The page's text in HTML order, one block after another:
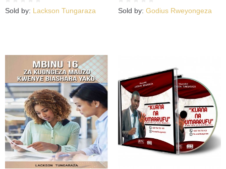
Sold by: Lackson Tungaraza Sold by: Godius Rweyongeza